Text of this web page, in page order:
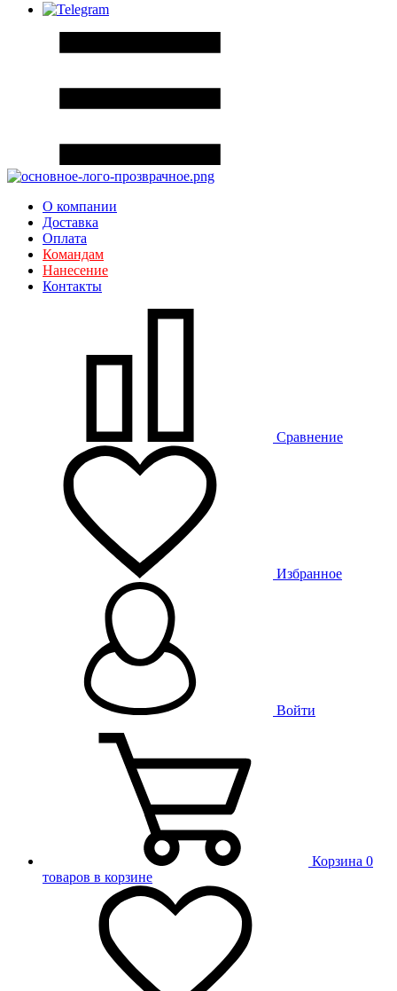
О компании
Доставка
Оплата
Командам
Нанесение
Контакты
Сравнение
Избранное
Войти
Корзина 0
товаров в корзине